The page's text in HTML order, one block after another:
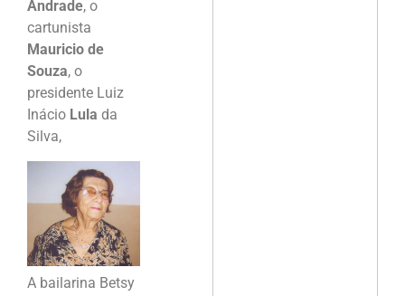
Andrade, o
cartunista
Mauricio de
Souza, o
presidente Luiz
Inácio Lula da
Silva,
A bailarina Betsy